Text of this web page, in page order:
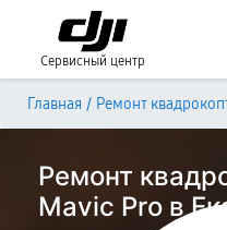
Сервисный центр
Главная / Ремонт
Ремонт
Mavic Pro в